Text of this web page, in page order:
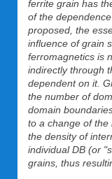
ferrite grain has
of the
proposed, the
influence of grain
ferromagnetics is
indirectly through
dependent on it.
the number of
domain
to a change of the
the density of
individual DB (or
grains, thus